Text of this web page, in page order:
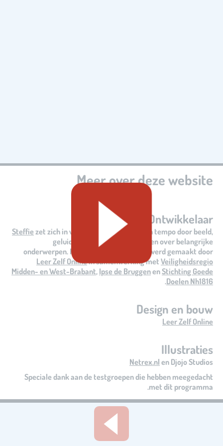
Meer over deze website
Ontwikkelaar
Steffiezet zich in voor iedereen die in eigen tempo door beeld,
geluid en oefenen meer wil leren over belangrijke
onderwerpen. Het inhoudelijk ontwerp werd gemaakt door
Leer Zelf Onlinein samenwerking met Veiligheidsregio
Midden- en West-Brabant, Ipse de BruggenenStichting Goede
Doelen Nh1816
.
Design en bouw
Leer Zelf Online
Illustraties
Netrex.nl en Djojo Studios
Speciale dank aan de testgroepen die hebben meegedacht
met dit programma.